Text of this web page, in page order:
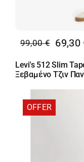
99,00€
Original
price
was:
69,30
Η
τρέχουσα
τιμή
69,30 €.
Levi's 512 Slim
Ξεβαμένο Τζιν
OFFER